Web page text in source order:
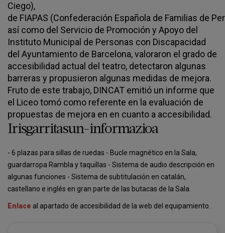
Ciego),
de FIAPAS (Confederación Española de Familias de
así como del Servicio de Promoción y Apoyo del
Instituto Municipal de Personas con Discapacidad
del Ayuntamiento de Barcelona, valoraron el grado de
accesibilidad actual del teatro, detectaron algunas
barreras y propusieron algunas medidas de mejora.
Fruto de este trabajo, DINCAT emitió un informe que
el Liceo tomó como referente en la evaluación de
propuestas de mejora en en cuanto a accesibilidad.
Irisgarritasun-informazioa
- 6 plazas para sillas de ruedas - Bucle magnético en la Sala,
guardarropa Rambla y taquillas - Sistema de audio descripción en
algunas funciones - Sistema de subtitulación en catalán,
castellano e inglés en gran parte de las butacas de la Sala.
Enlace al apartado de accesibilidad de la web del equipamiento.